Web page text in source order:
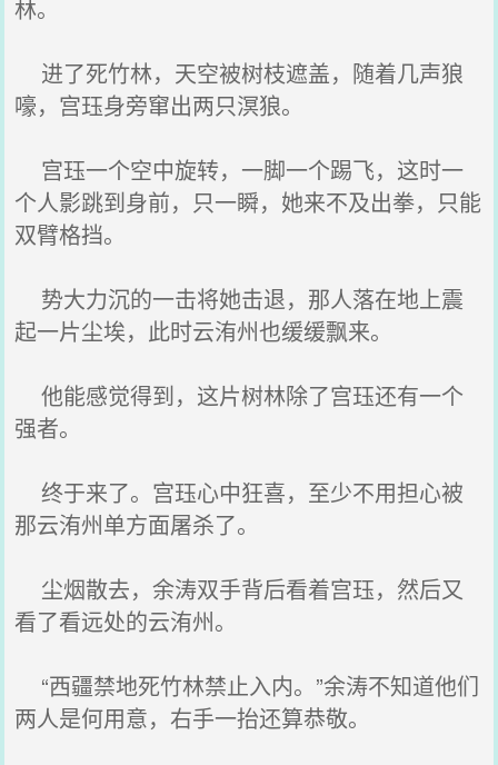
林。
进了死竹林，天空被树枝遮盖，随着几声狼
嚎，宫珏身旁窜出两只溟狼。
宫珏一个空中旋转，一脚一个踢飞，这时一
个人影跳到身前，只一瞬，她来不及出拳，只能
双臂格挡。
势大力沉的一击将她击退，那人落在地上震
起一片尘埃，此时云洧州也缓缓飘来。
他能感觉得到，这片树林除了宫珏还有一个
强者。
终于来了。宫珏心中狂喜，至少不用担心被
那云洧州单方面屠杀了。
尘烟散去，余涛双手背后看着宫珏，然后又
看了看远处的云洧州。
“西疆禁地死竹林禁止入内。”余涛不知道他们
两人是何用意，右手一抬还算恭敬。